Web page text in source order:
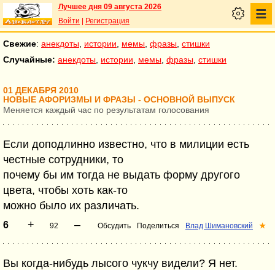
Лучшее дня 09 августа 2026
Войти
Регистрация
Свежие: анекдоты истории мемы фразы стишки
Случайные: анекдоты истории мемы фразы стишки
01 ДЕКАБРЯ 2010
НОВЫЕ АФОРИЗМЫ И ФРАЗЫ - ОСНОВНОЙ ВЫПУСК
Меняется каждый час по результатам голосования
Если доподлинно известно, что в милиции есть
честные сотрудники, то
почему бы им тогда не выдать форму другого
цвета, чтобы хоть как-то
можно было их различать.
6 + 92 – Обсудить Поделиться Влад Шимановский ★
Вы когда-нибудь лысого чукчу видели? Я нет.